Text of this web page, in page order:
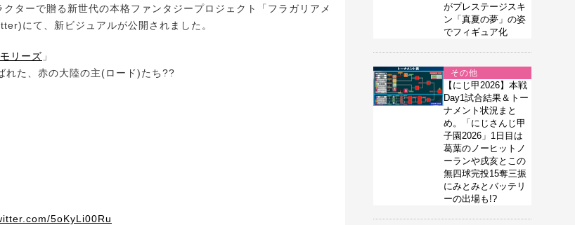
ターで贈る新世代の本格ファンタジープロジェクト「フラガリアメ
にて、新ビジュアルが公開されました。
リーズ 」
れた、赤の大陸の主(ロード)たち??
5oKyLi00Ru
がプレステージスキ
ン「真夏の夢」の姿
でフィギュア化
その他
【にじ甲2026】本戦
Day1試合結果＆トー
ナメント状況まと
め。「にじさんじ甲
子園2026」1日目は
葛葉のノーヒットノ
ーランや戌亥とこの
無四球完投15奪三振
にみとみとバッテリ
ーの出場も!?